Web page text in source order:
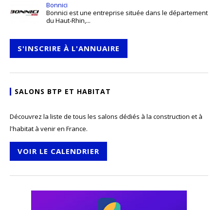
Bonnici
Bonnici est une entreprise située dans le département
du Haut-Rhin,...
S'INSCRIRE À L'ANNUAIRE
SALONS BTP ET HABITAT
Découvrez la liste de tous les salons dédiés à la construction et à
l'habitat à venir en France.
VOIR LE CALENDRIER